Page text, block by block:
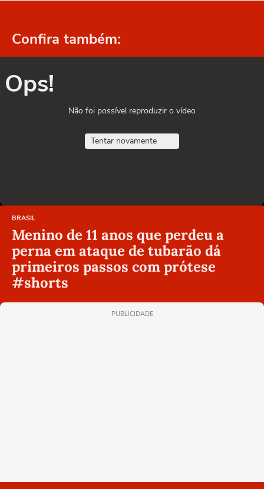
Confira também:
Ops!
Não foi possível reproduzir o vídeo
Tentar novamente
BRASIL
Menino de 11 anos que perdeu a
perna em ataque de tubarão dá
primeiros passos com prótese
#shorts
PUBLICIDADE